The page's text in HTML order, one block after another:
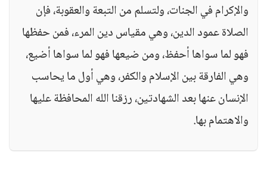
والإكرام في الجنات، ولتسلم من التبعة والعقوبة، فإن
الصلاة عمود الدين، وهي مقياس دين المرء، فمن حفظها
فهو لما سواها أحفظ، ومن ضيعها فهو لما سواها أضيع،
وهي الفارقة بين الإسلام والكفر، وهي أول ما يحاسب
الإنسان عنها بعد الشهادتين، رزقنا الله المحافظة عليها
والاهتمام بها.